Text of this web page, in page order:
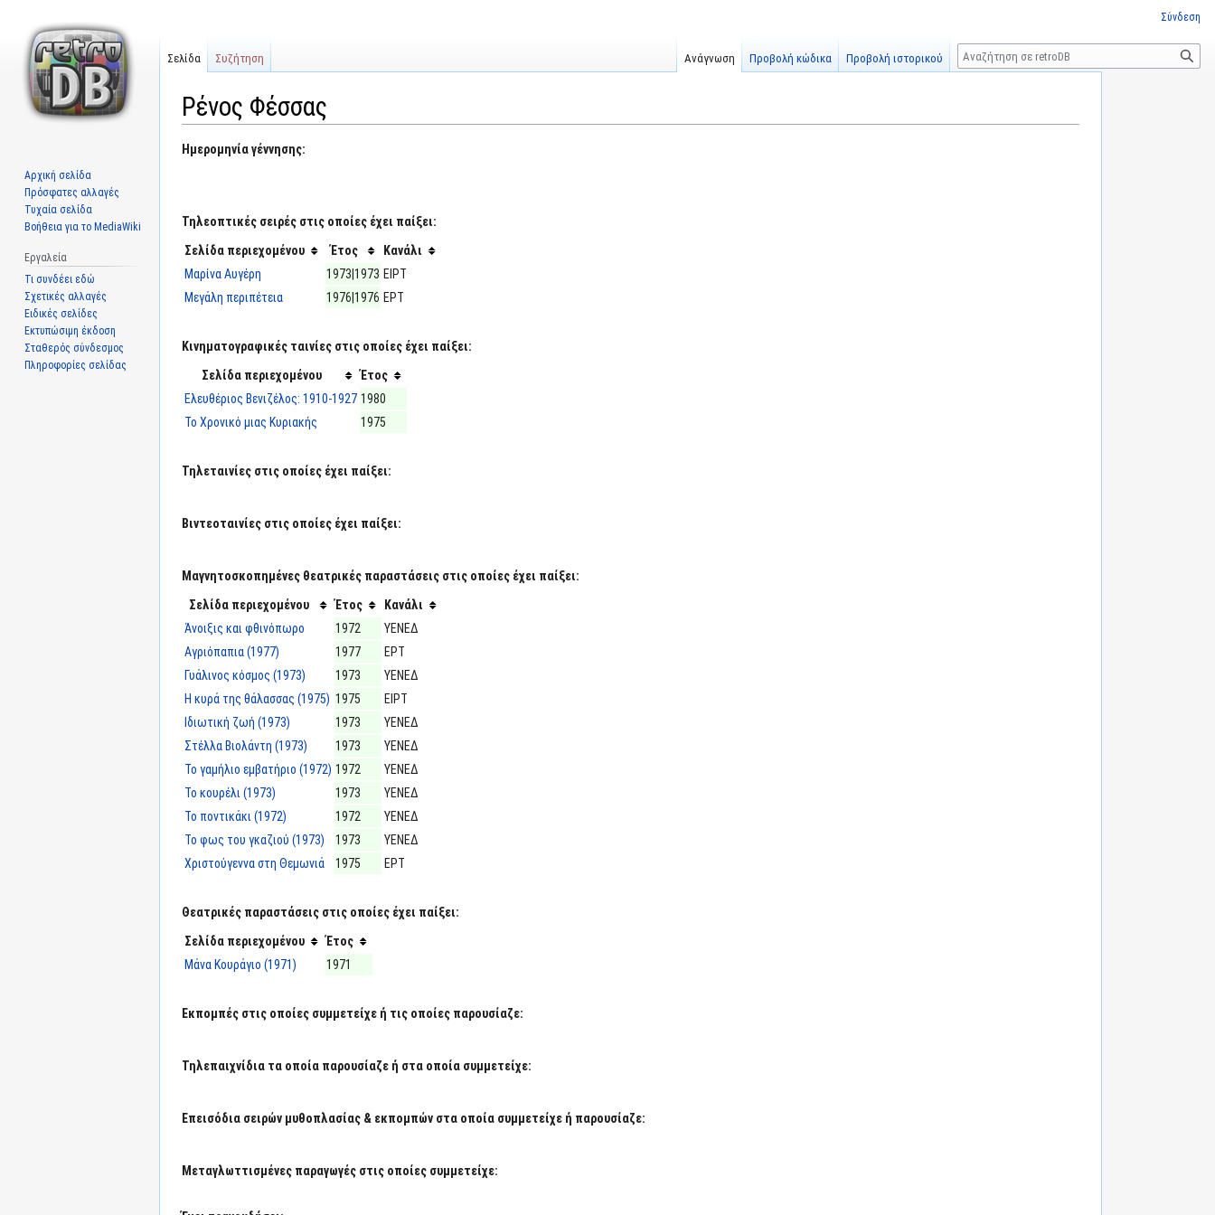
Ρένος Φέσσας
Μετάβαση
Πήδηση
Ημερομηνία γέννησης:
Τηλεοπτικές σειρές στις οποίες έχει παίξει:
Σελίδα περιεχομένου
Έτος
Κανάλι
Μαρίνα Αυγέρη
1973|1973 ΕΙΡΤ
Μεγάλη περιπέτεια
1976|1976 ΕΡΤ
Κινηματογραφικές ταινίες στις οποίες έχει παίξει:
Σελίδα περιεχομένου
Έτος
Ελευθέριος Βενιζέλος: 1910-1927 1980
Το Χρονικό μιας Κυριακής
1975
Τηλεταινίες στις οποίες έχει παίξει:
Βιντεοταινίες στις οποίες έχει παίξει:
Μαγνητοσκοπημένες θεατρικές παραστάσεις στις οποίες έχει παίξει:
Σελίδα περιεχομένου
Έτος
Κανάλι
Άνοιξις και φθινόπωρο
1972
ΥΕΝΕΔ
Αγριόπαπια (1977)
1977
ΕΡΤ
Γυάλινος κόσμος (1973)
1973
ΥΕΝΕΔ
Η κυρά της θάλασσας (1975) 1975
ΕΙΡΤ
Ιδιωτική ζωή (1973)
1973
ΥΕΝΕΔ
Στέλλα Βιολάντη (1973)
1973
ΥΕΝΕΔ
Το γαμήλιο εμβατήριο (1972) 1972
ΥΕΝΕΔ
Το κουρέλι (1973)
1973
ΥΕΝΕΔ
Το ποντικάκι (1972)
1972
ΥΕΝΕΔ
Το φως του γκαζιού (1973)
1973
ΥΕΝΕΔ
Χριστούγεννα στη Θεμωνιά
1975 ΕΡΤ
Θεατρικές παραστάσεις στις οποίες έχει παίξει:
Σελίδα περιεχομένου
Έτος
Μάνα Κουράγιο (1971)
1971
Εκπομπές στις οποίες συμμετείχε ή τις οποίες παρουσίαζε:
Τηλεπαιχνίδια τα οποία παρουσίαζε ή στα οποία συμμετείχε:
Επεισόδια σειρών μυθοπλασίας & εκπομπών στα οποία συμμετείχε ή παρουσίαζε:
Μεταγλωττισμένες παραγωγές στις οποίες συμμετείχε:
Σύνδεση
Σελίδα Συζήτηση Ανάγνωση Προβολή κώδικα Προβολή ιστορικού
Αναζήτηση
Αρχική σελίδα
Πρόσφατες αλλαγές
Τυχαία σελίδα
Βοήθεια για το MediaWiki
Εργαλεία
Τι συνδέει εδώ
Σχετικές αλλαγές
Ειδικές σελίδες
Εκτυπώσιμη έκδοση
Σταθερός σύνδεσμος
Πληροφορίες σελίδας